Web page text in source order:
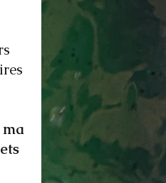
ma